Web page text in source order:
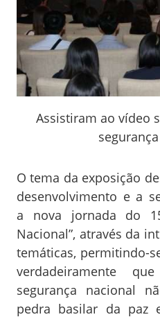
Assistiram ao vídeo
O tema da exposição
desenvolvimento e a
a nova jornada do
Nacional”, através da
temáticas, permitindo-
verdadeiramente
segurança nacional
pedra basilar da paz